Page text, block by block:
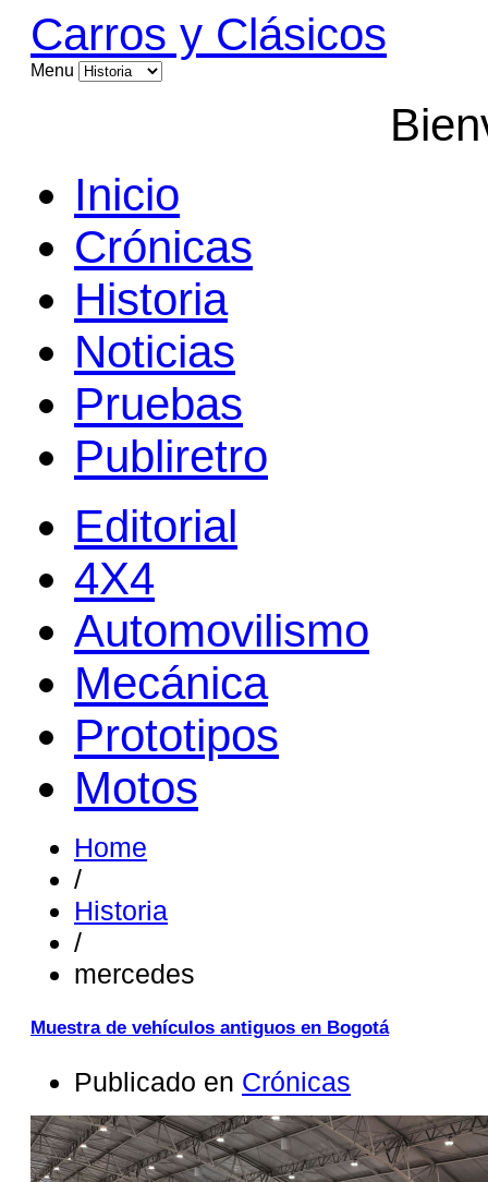
Carros y Clásicos
Menu
Inicio
Crónicas
Historia
Noticias
Pruebas
Publiretro
Editorial
4X4
Automovilismo
Mecánica
Prototipos
Motos
Home
/
Historia
/
mercedes
Muestra de vehículos antiguos en Bogotá
Publicado en Crónicas